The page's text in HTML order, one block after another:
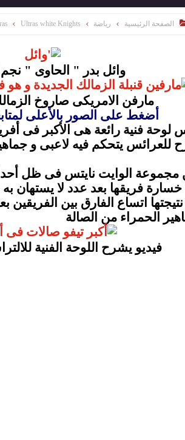
الصفحة الرئيسية رياضة Ultras white Knights
وائل بدر " الحاوى " نجم
مارفن الامريكى صاروخ
أضغط على الصور بالأعلى
فنية رائعة هى الأكبر فى
يتحكم فيه لاعبى و
من مجموعة الوايت نايتس فى ظل
فريقها بعد عدد لا يستهان به
اتساع الفارق بين الفريقين
الحمراء من الصالة
فيديو يشرح اللوحة الفنية